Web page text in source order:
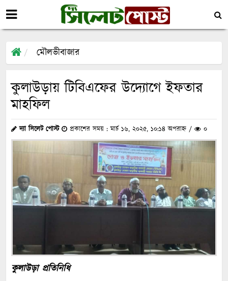
মৌলভীবাজার
কুলাউড়ায় টিবিএফের উদ্যোগে ইফতার
মাহফিল
দ্যা সিলেট পোস্ট প্রকাশের সময় : মার্চ ১৬, ২০২৫, ১০:১৪ অপরাহ্ন / ০
কুলাউড়া প্রতিনিধি